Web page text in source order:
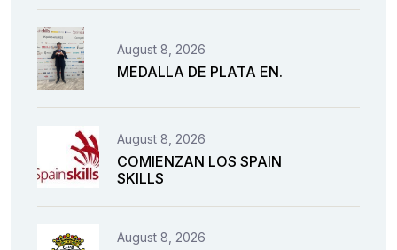
August 8, 2026
MEDALLA DE PLATA EN.
August 8, 2026
COMIENZAN LOS SPAIN
SKILLS
August 8, 2026